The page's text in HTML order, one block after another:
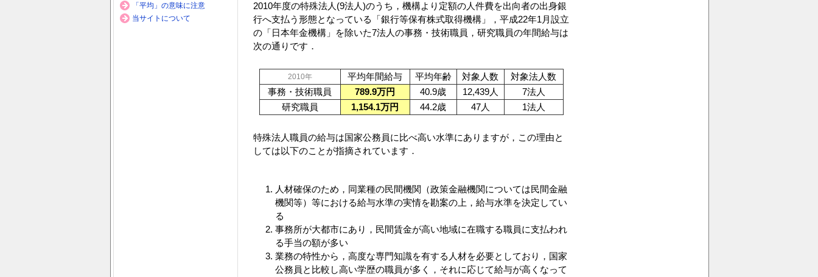
2010年度の特殊法人(9法人)のうち，機構より定額の人件費を出向者の出身銀
行へ支払う形態となっている「銀行等保有株式取得機構」，平成22年1月設立
の「日本年金機構」を除いた7法人の事務・技術職員，研究職員の年間給与は
次の通りです．
2010年 平均年間給与 平均年齢 対象人数
対象法人数
事務・技術職員
789.9万円 40.9歳 12,439人
7法人
研究職員
1,154.1万円 44.2歳 47人 1法人
特殊法人職員の給与は国家公務員に比べ高い水準にありますが，この理由と
しては以下のことが指摘されています．
人材確保のため，同業種の民間機関（政策金融機関については民間金融
機関等）等における給与水準の実情を勘案の上，給与水準を決定してい
る
事務所が大都市にあり，民間賃金が高い地域に在職する職員に支払われ
る手当の額が多い
業務の特性から，高度な専門知識を有する人材を必要としており，国家
公務員と比較し高い学歴の職員が多く，それに応じて給与が高くなって
「平均」の意味に注意
当サイトについて